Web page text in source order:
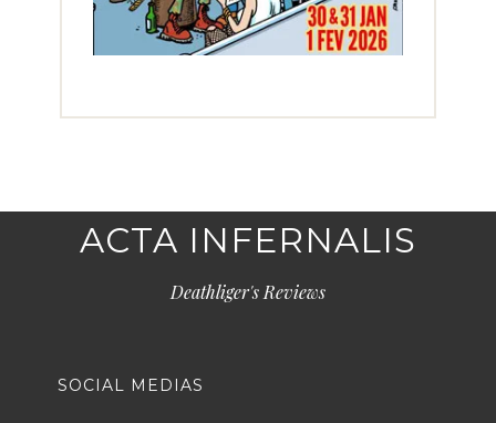
ACTA INFERNALIS
Deathliger's Reviews
SOCIAL MEDIAS